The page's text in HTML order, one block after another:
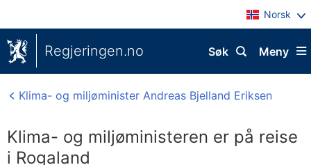
Norsk
Regjeringen.no Meny
Søk
Klima- og miljøminister Andreas Bjelland Eriksen
Klima- og miljøministeren er på reise
i Rogaland